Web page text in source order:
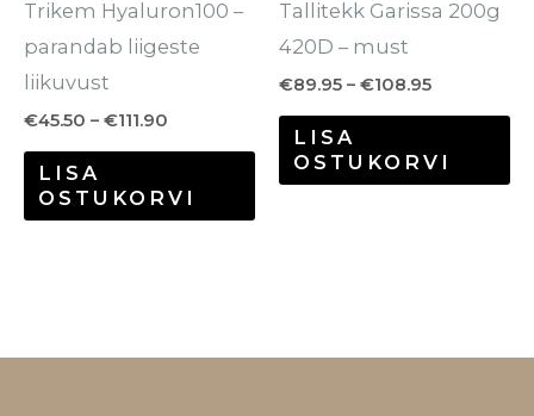
Trikem Hyaluron100 –
parandab liigeste
liikuvust
€45.50 – €111.90
LISA
OSTUKORVI
tootelehel.
Tallitekk Garissa 200g
420D – must
€89.95 – €108.95
LISA
OSTUKORVI